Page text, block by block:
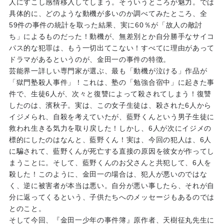
人にすこし感情移入してしまう。そういうところが魅力。では
具体的に、どのような動機が多いのか調べてみたところ、全
59件の事件の統計を取った結果、実に60％が「故人の敵討
ち」によるものだった！動機が、無差別とか自分勝手なサイコ
パス的な犯罪は、もう一切出てこない！すべてに理由があって
ドラマがあるというのが、金田一の事件の特徴。
芸能界一詳しい専門家が選ぶ、最も「動機が泣ける」作品が
「獄門塾殺人事件」！これは、塾の「勉強合宿中」に起きた事
件で、生徒6人が、次々と復讐によって殺されてしまう！復讐
したのは、濱秋子。実は、この女子生徒は、殺された6人から
イジメられ、自殺を考えていたが、藍野くんという男子生徒に
救われ生きる気力を取り戻した！しかし、6人が次にイジメの
標的にしたのはなんと、藍野くん！実は、今回の犯人は、6人
に騙されて、藍野くんが死亡する直接の原因を彼女が作ってし
まうことに。そして、藍野くんのお父さんと共犯して、6人を
殺した！このように、金田一の場合は、犯人が悪いのではな
く、逆に被害者が本当は悪い。自分が悪い事したら、それが自
分に返ってくるという、子供たちへのメッセージもあるのでは
とのこと。
そして今回、『金田一少年の事件簿』原作者、天樹征丸先生に